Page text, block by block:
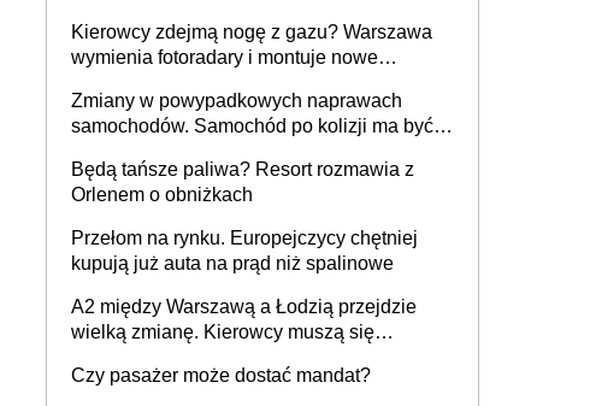
Kierowcy zdejmą nogę z gazu? Warszawa
wymienia fotoradary i montuje nowe
Zmiany w powypadkowych naprawach
samochodów. Samochód po kolizji ma być
technologią producenta
Będą tańsze paliwa? Resort rozmawia z
Orlenem o obniżkach
Przełom na rynku. Europejczycy chętniej
kupują już auta na prąd niż spalinowe
A2 między Warszawą a Łodzią przejdzie
wielką zmianę. Kierowcy muszą się
Czy pasażer może dostać mandat?